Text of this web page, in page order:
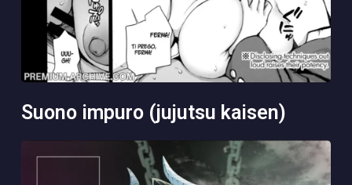
suono impuro (jujutsu kaisen)